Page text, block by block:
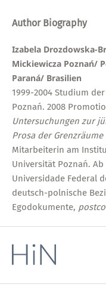
Author Biography
Izabela Drozdowska-
Mickiewicza Poznań/
Paraná/ Brasilien
1999-2004 Studium
Poznań. 2008
Untersuchungen zur
Prosa der Grenzräume
Mitarbeiterin am
Universität Poznań. Ab
Universidade Federal
deutsch-polnische
Egodokumente,